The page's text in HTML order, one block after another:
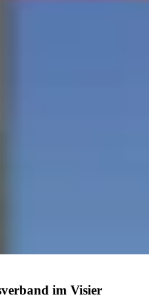
im Visier